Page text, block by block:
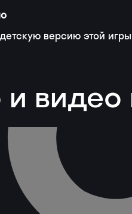
версию этой
видео